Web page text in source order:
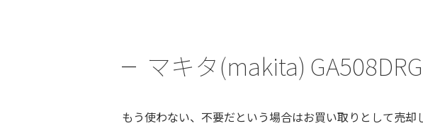
マキタ(makita)
もう使わない、不要だという場合はお買い取りとして売